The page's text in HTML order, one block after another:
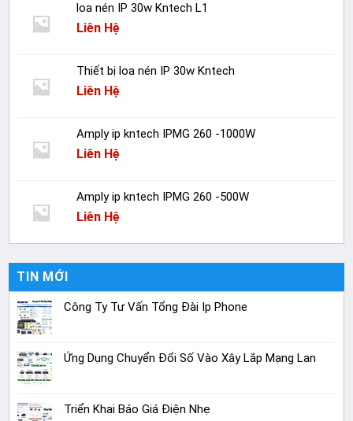
loa nén IP 30w Kntech L1
Liên Hệ
Thiết bị loa nén IP 30w Kntech
Liên Hệ
Amply ip kntech IPMG 260 -1000W
Liên Hệ
Amply ip kntech IPMG 260 -500W
Liên Hệ
TIN MỚI
Công Ty Tư Vấn Tổng Đài Ip Phone
Ứng Dụng Chuyển Đổi Số Vào Xây Lắp Mạng Lan
Triển Khai Báo Giá Điện Nhẹ